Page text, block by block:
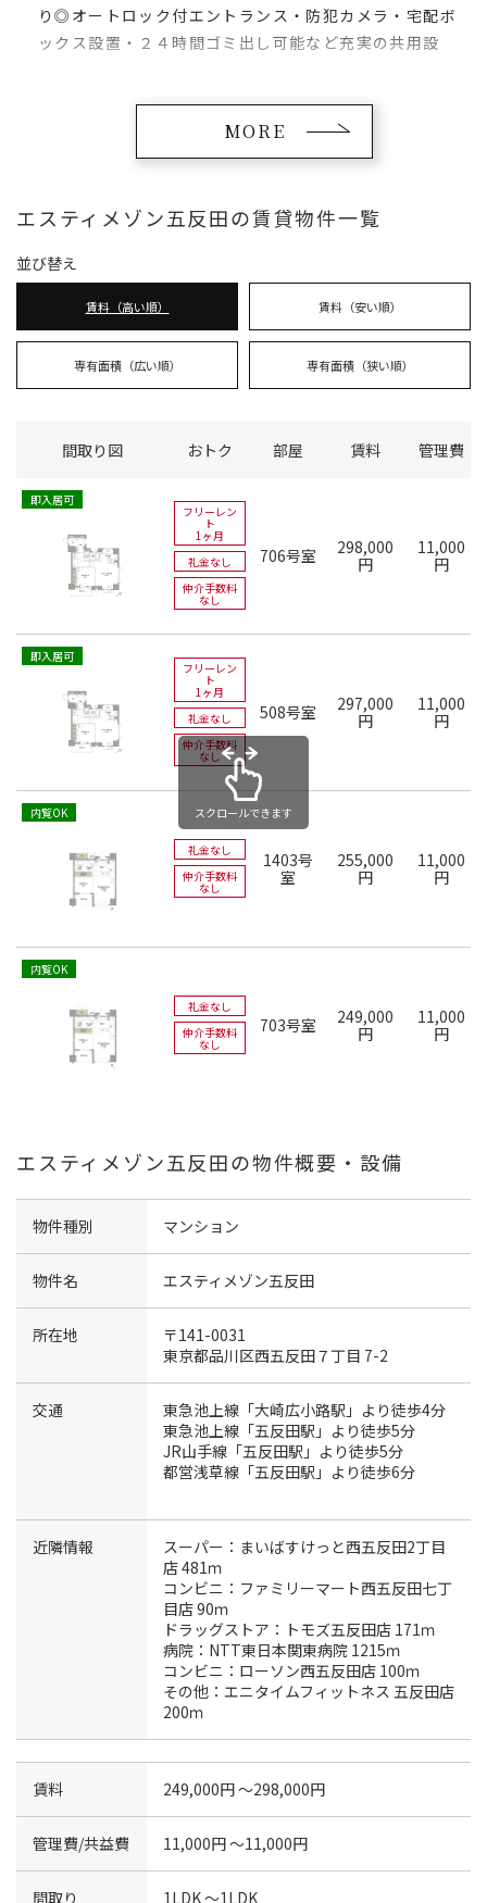
り◎オートロック付エントランス・防犯カメラ・宅配ボ
ックス設置・２４時間ゴミ出し可能など充実の共用設
MORE
エスティメゾン五反田の賃貸物件一覧
並び替え
賃料（高い順） 賃料（安い順）
専有面積（広い順） 専有面積（狭い順）
間取り図 おトク 部屋 賃料 管理費
即入居可
フリーレン
ト
1ヶ月
礼金なし
仲介手数料
なし
706号室
298,000
円
11,000
円
即入居可
フリーレン
ト
1ヶ月
礼金なし
仲介手数料
なし
508号室
297,000
円
11,000
円
内覧OK
礼金なし
仲介手数料
なし
1403号
室
255,000
円
11,000
円
内覧OK
礼金なし
仲介手数料
なし
703号室
249,000
円
11,000
円
スクロールできます
エスティメゾン五反田の物件概要・設備
物件種別 マンション
物件名 エスティメゾン五反田
所在地
〒141-0031
東京都品川区西五反田７丁目 7-2
交通
東急池上線「大崎広小路駅」より徒歩4分
東急池上線「五反田駅」より徒歩5分
JR山手線「五反田駅」より徒歩5分
都営浅草線「五反田駅」より徒歩6分
近隣情報
スーパー：まいばすけっと西五反田2丁目
店 481ｍ
コンビニ：ファミリーマート西五反田七丁
目店 90ｍ
ドラッグストア：トモズ五反田店 171ｍ
病院：NTT東日本関東病院 1215ｍ
コンビニ：ローソン西五反田店 100ｍ
その他：エニタイムフィットネス 五反田店
200ｍ
賃料 249,000円 〜298,000円
管理費/共益費 11,000円 〜11,000円
間取り 1LDK 〜1LDK